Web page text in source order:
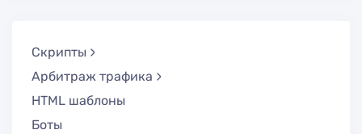
Скрипты
Арбитраж трафика
HTML шаблоны
Боты